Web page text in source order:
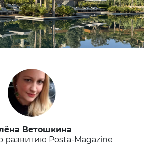
Ветошкина
развитию Posta-Magazine